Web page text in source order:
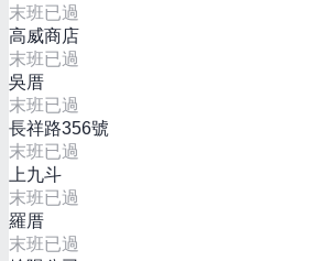
末班已過
高威商店
末班已過
吳厝
末班已過
長祥路356號
末班已過
上九斗
末班已過
羅厝
末班已過